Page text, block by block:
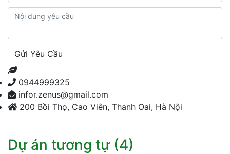
Gửi Yêu Cầu
0944999325
infor.zenus@gmail.com
200 Bồi Thọ, Cao Viên, Thanh Oai, Hà Nội
Dự án tương tự (4)